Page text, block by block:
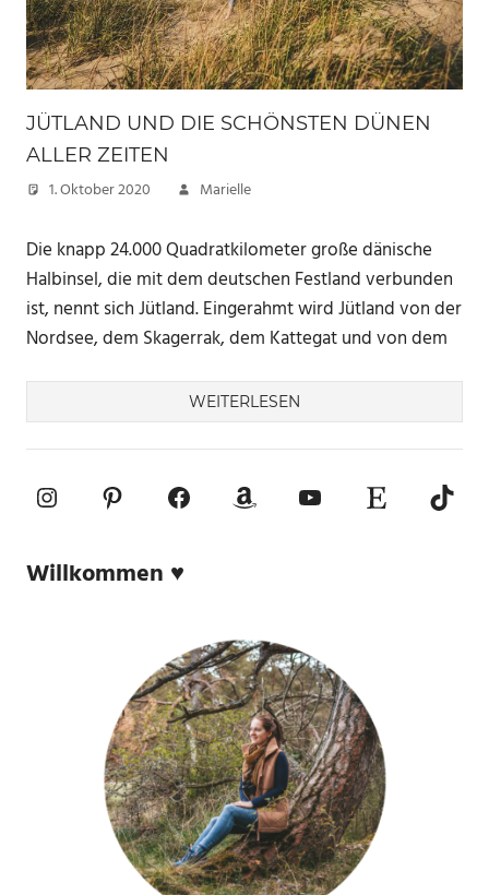
JÜTLAND UND DIE SCHÖNSTEN DÜNEN
ALLER ZEITEN
1. Oktober 2020 Marielle
Die knapp 24.000 Quadratkilometer große dänische
Halbinsel, die mit dem deutschen Festland verbunden
ist, nennt sich Jütland. Eingerahmt wird Jütland von der
Nordsee, dem Skagerrak, dem Kattegat und von dem
WEITERLESEN
InstagramPinterestFacebookAmazonYouTube
Etsy-Shop
Willkommen ♥